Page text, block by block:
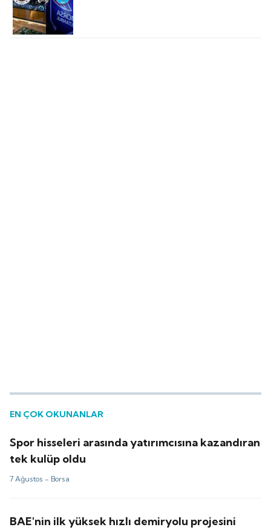
EN ÇOK OKUNANLAR
Spor hisseleri arasında yatırımcısına kazandıran
tek kulüp oldu
7 Ağustos - Borsa
BAE'nin ilk yüksek hızlı demiryolu projesini